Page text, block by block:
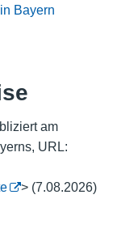
Bayern
am
URL:
> (7.08.2026)